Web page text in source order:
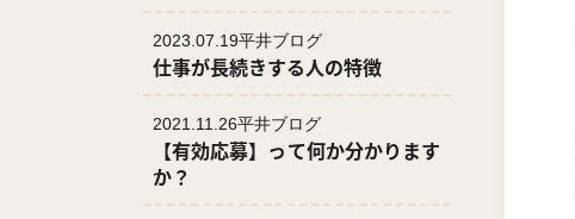
2023.07.19平井ブログ
仕事が長続きする人の特徴
2021.11.26平井ブログ
【有効応募】って何か分かります
か？